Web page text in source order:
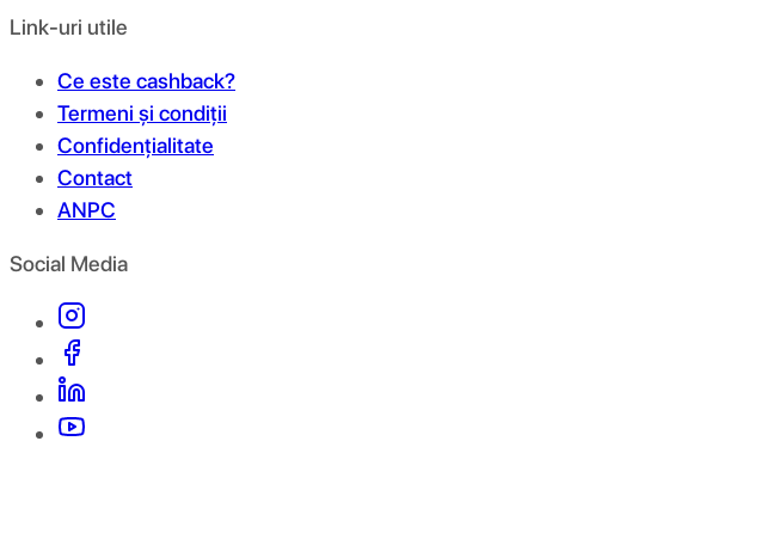
Link-uri utile
Ce este cashback?
Termeni și condiții
Confidențialitate
Contact
ANPC
Social Media